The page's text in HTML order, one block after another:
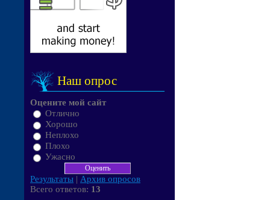
Наш опрос
Оцените мой сайт
Отлично
Хорошо
Неплохо
Плохо
Ужасно
Результаты | Архив опросов
Всего ответов: 13